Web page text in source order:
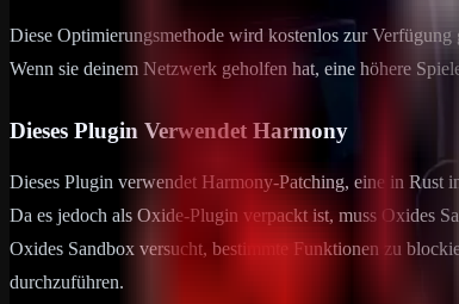
Diese Optimierungsmethode wird kostenlos zur Verfügung
Wenn sie deinem Netzwerk geholfen hat, eine höhere
Dieses Plugin Verwendet Harmony
Dieses Plugin verwendet Harmony-Patching, eine in Rust
Da es jedoch als Oxide-Plugin verpackt ist, muss Oxides
Oxides Sandbox versucht, bestimmte Funktionen zu
durchzuführen.